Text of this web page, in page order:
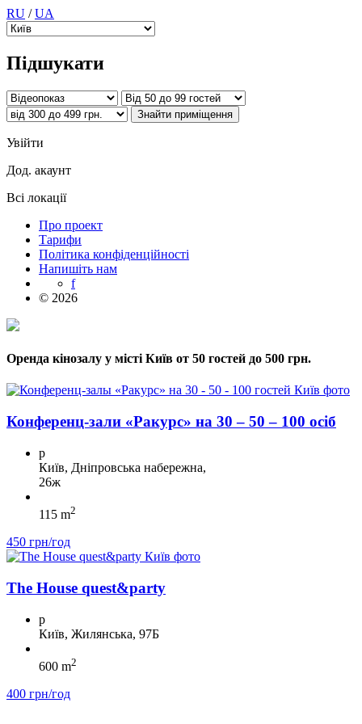
RU /UA
Підшукати
Увійти
Дод. акаунт
Всі локації
Про проект
Тарифи
Політика конфіденційності
Напишіть нам
f
© 2026
Оренда кінозалу у місті Київ от 50 гостей до 500 грн.
Конференц-зали «Ракурс» на 30 – 50 – 100 осіб
p
Київ, Дніпровська набережна,
26ж
115 m2
450 грн/год
The House quest&party
p
Київ, Жилянська, 97Б
600 m2
400 грн/год